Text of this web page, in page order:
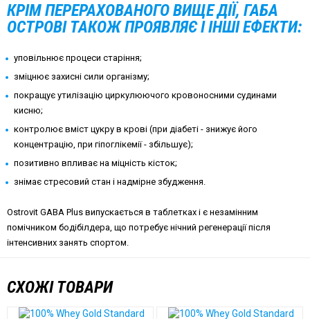
КРІМ ПЕРЕРАХОВАНОГО ВИЩЕ ДІЇ, ГАБА
ОСТРОВІ ТАКОЖ ПРОЯВЛЯЄ І ІНШІ ЕФЕКТИ:
уповільнює процеси старіння;
зміцнює захисні сили організму;
покращує утилізацію циркулюючого кровоносними судинами
кисню;
контролює вміст цукру в крові (при діабеті - знижує його
концентрацію, при гіпоглікемії - збільшує);
позитивно впливає на міцність кісток;
знімає стресовий стан і надмірне збудження.
Ostrovit GABA Plus випускається в таблетках і є незамінним
помічником бодібілдера, що потребує нічний регенерації після
інтенсивних занять спортом.
СХОЖІ ТОВАРИ